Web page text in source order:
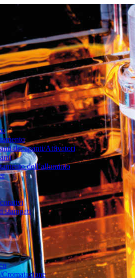
decapanti/Attivatori
dell’alluminio
stampati
Cromatazione